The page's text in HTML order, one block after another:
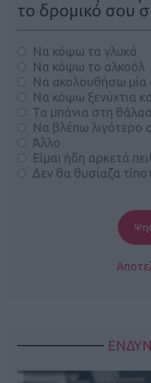
το δρομικό σου
Να κόψω τα γλυκά
Να κόψω το αλκοόλ
Να ακολουθήσω
Να κόψω ξενύχτια
Τα μπάνια στη
Να βλέπω λιγότερο
Άλλο
Είμαι ήδη αρκετά
Δεν θα θυσίαζα